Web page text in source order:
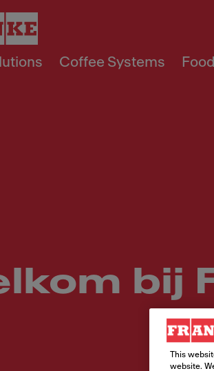
Coffee Systems
bij
This
website.